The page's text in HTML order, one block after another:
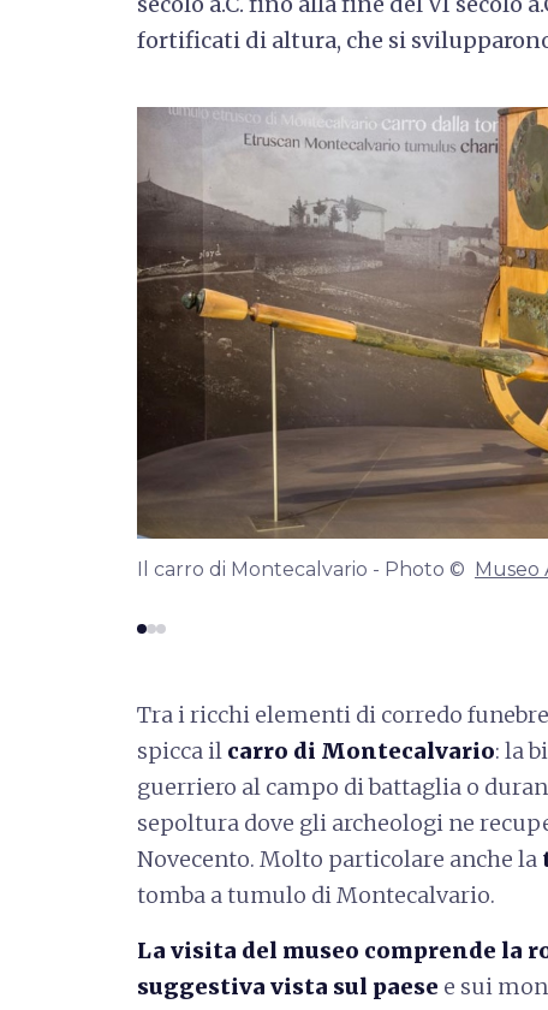
fortificati di altura, che si svilupparono
Il carro di Montecalvario - Photo © Museo
Tra i ricchi elementi di corredo
spicca il carro di Montecalvario: la
guerriero al campo di battaglia o
sepoltura dove gli archeologi ne
Novecento. Molto particolare anche la
tomba a tumulo di Montecalvario.
La visita del museo comprende la
suggestiva vista sul paese e sui